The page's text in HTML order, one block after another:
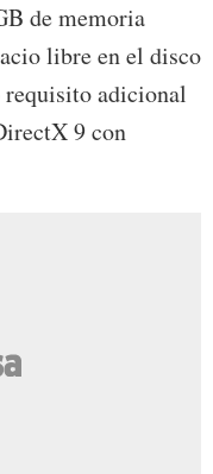
de memoria
libre en el disco
requisito adicional
9 con